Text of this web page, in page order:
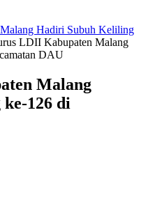
Hadiri Subuh Keliling
LDII Kabupaten Malang
DAU
Malang
126 di